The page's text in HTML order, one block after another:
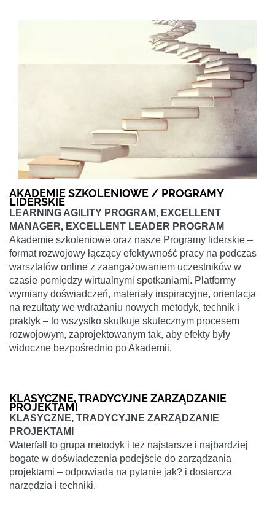
AKADEMIE SZKOLENIOWE / PROGRAMY
LIDERSKIE
LEARNING AGILITY PROGRAM, EXCELLENT
MANAGER, EXCELLENT LEADER PROGRAM
Akademie szkoleniowe oraz nasze Programy liderskie –
format rozwojowy łączący efektywność pracy na podczas
warsztatów online z zaangażowaniem uczestników w
czasie pomiędzy wirtualnymi spotkaniami. Platformy
wymiany doświadczeń, materiały inspiracyjne, orientacja
na rezultaty we wdrażaniu nowych metodyk, technik i
praktyk – to wszystko skutkuje skutecznym procesem
rozwojowym, zaprojektowanym tak, aby efekty były
widoczne bezpośrednio po Akademii.
KLASYCZNE, TRADYCYJNE ZARZĄDZANIE
PROJEKTAMI
KLASYCZNE, TRADYCYJNE ZARZĄDZANIE
PROJEKTAMI
Waterfall to grupa metodyk i też najstarsze i najbardziej
bogate w doświadczenia podejście do zarządzania
projektami – odpowiada na pytanie jak? i dostarcza
narzędzia i techniki.